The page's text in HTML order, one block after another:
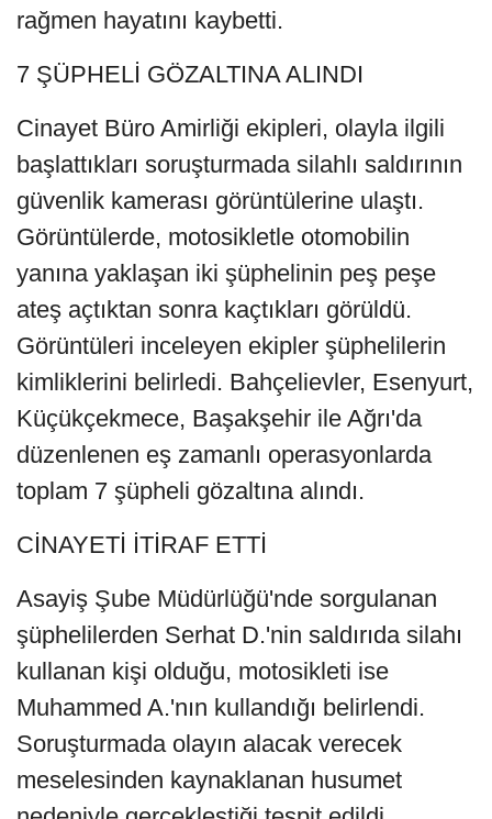
rağmen hayatını kaybetti.
7 ŞÜPHELİ GÖZALTINA ALINDI
Cinayet Büro Amirliği ekipleri, olayla ilgili
başlattıkları soruşturmada silahlı saldırının
güvenlik kamerası görüntülerine ulaştı.
Görüntülerde, motosikletle otomobilin
yanına yaklaşan iki şüphelinin peş peşe
ateş açtıktan sonra kaçtıkları görüldü.
Görüntüleri inceleyen ekipler şüphelilerin
kimliklerini belirledi. Bahçelievler, Esenyurt,
Küçükçekmece, Başakşehir ile Ağrı'da
düzenlenen eş zamanlı operasyonlarda
toplam 7 şüpheli gözaltına alındı.
CİNAYETİ İTİRAF ETTİ
Asayiş Şube Müdürlüğü'nde sorgulanan
şüphelilerden Serhat D.'nin saldırıda silahı
kullanan kişi olduğu, motosikleti ise
Muhammed A.'nın kullandığı belirlendi.
Soruşturmada olayın alacak verecek
meselesinden kaynaklanan husumet